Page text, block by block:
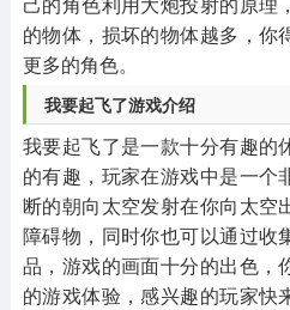
的物体，损坏的物体越多，你
更多的角色。
我要起飞了游戏介绍
我要起飞了是一款十分有趣的
的有趣，玩家在游戏中是一个
断的朝向太空发射在你向太空
障碍物，同时你也可以通过收
品，游戏的画面十分的出色，
的游戏体验，感兴趣的玩家快